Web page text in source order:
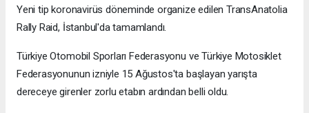
Yeni tip koronavirüs döneminde organize edilen TransAnatolia
Rally Raid, İstanbul'da tamamlandı.
Türkiye Otomobil Sporları Federasyonu ve Türkiye Motosiklet
Federasyonunun izniyle 15 Ağustos'ta başlayan yarışta
dereceye girenler zorlu etabın ardından belli oldu.